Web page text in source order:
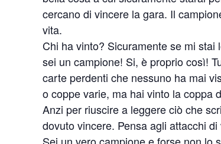
cercano di vincere la gara. Il
vita.
Chi ha vinto? Sicuramente se mi
sei un campione! Si, è proprio così!
carte perdenti che nessuno ha mai
o coppe varie, ma hai vinto la coppa
Anzi per riuscire a leggere ciò che
dovuto vincere. Pensa agli attacchi